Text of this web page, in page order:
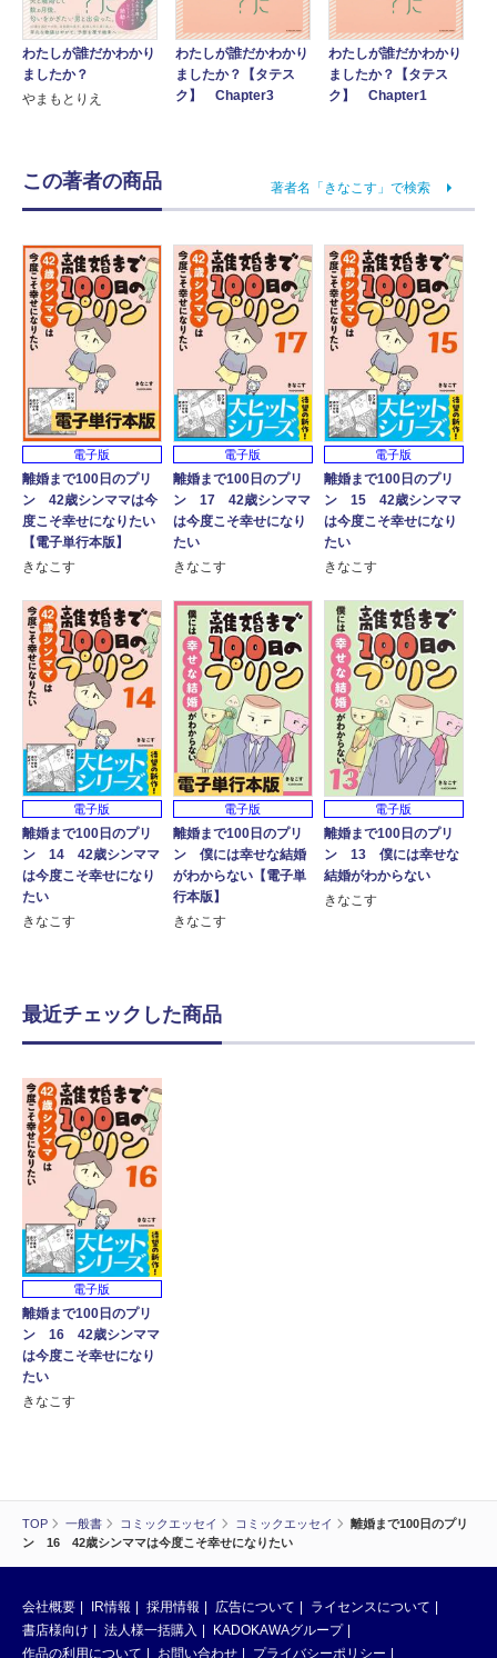
TOP 一般書 コミックエッセイ コミックエッセイ
離婚まで100日のプリ
ン 16 42歳シンママは今度こそ幸せになりたい
わたしが誰だかわかり
ましたか？
やまもとりえ
わたしが誰だかわかり
ましたか？【タテス
ク】 Chapter3
わたしが誰だかわかり
ましたか？【タテス
ク】 Chapter1
この著者の商品 著者名「きなこす」で検索
電子版
離婚まで100日のプリ
ン 42歳シンママは今
度こそ幸せになりたい
【電子単行本版】
きなこす
電子版
離婚まで100日のプリ
ン 17 42歳シンママ
は今度こそ幸せになり
たい
きなこす
電子版
離婚まで100日のプリ
ン 15 42歳シンママ
は今度こそ幸せになり
たい
きなこす
電子版
離婚まで100日のプリ
ン 14 42歳シンママ
は今度こそ幸せになり
たい
きなこす
電子版
離婚まで100日のプリ
ン 僕には幸せな結婚
がわからない【電子単
行本版】
きなこす
電子版
離婚まで100日のプリ
ン 13 僕には幸せな
結婚がわからない
きなこす
最近チェックした商品
電子版
離婚まで100日のプリ
ン 16 42歳シンママ
は今度こそ幸せになり
たい
きなこす
会社概要 IR情報 採用情報 広告について
ライセンスについて
書店様向け
法人様一括購入
KADOKAWAグループ
作品の利用について
お問い合わせ プライバシーポリシー